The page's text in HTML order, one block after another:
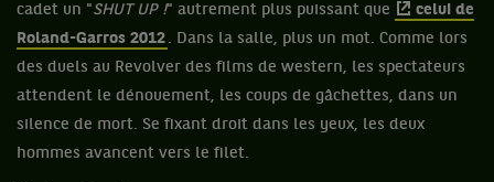
cadet un "SHUT UP !" autrement plus puissant que
celui de
Roland-Garros 2012 . Dans la salle, plus un mot. Comme lors
des duels au Revolver des films de western, les spectateurs
attendent le dénouement, les coups de gâchettes, dans un
silence de mort. Se fixant droit dans les yeux, les deux
hommes avancent vers le filet.